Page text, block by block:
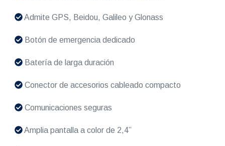
Admite GPS, Beidou, Galileo y Glonass
Botón de emergencia dedicado
Batería de larga duración
Conector de accesorios cableado compacto
Comunicaciones seguras
Amplia pantalla a color de 2,4”